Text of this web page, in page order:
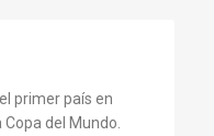
primer país en
del Mundo.